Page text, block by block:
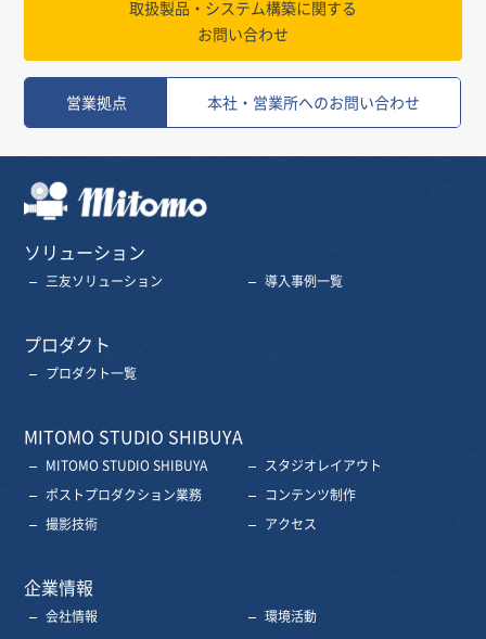
取扱製品・システム構築に関する
お問い合わせ
営業拠点 本社・営業所へのお問い合わせ
ソリューション
三友ソリューション 導入事例一覧
プロダクト
プロダクト一覧
MITOMO STUDIO SHIBUYA
MITOMO STUDIO SHIBUYA
スタジオレイアウト
ポストプロダクション業務
コンテンツ制作
撮影技術
アクセス
企業情報
会社情報
環境活動